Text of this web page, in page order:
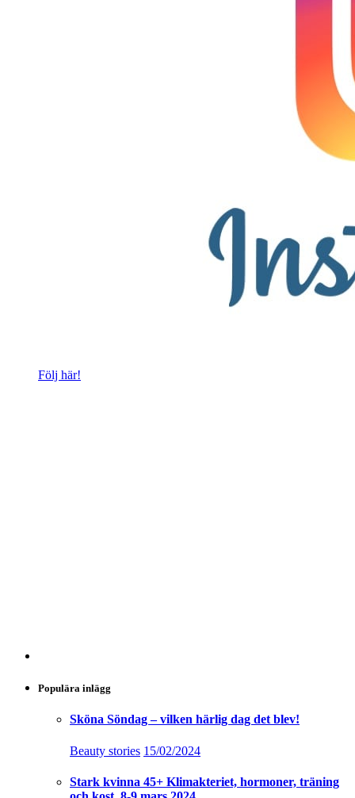
Följ här!
Populära inlägg
Sköna Söndag – vilken härlig dag det blev!
Beauty stories 15/02/2024
Stark kvinna 45+ Klimakteriet, hormoner, träning